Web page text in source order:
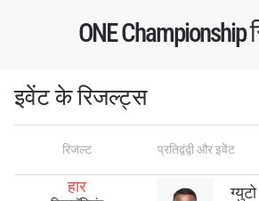
ONE Championship
इवेंट के रिजल्ट्स
रिजल्ट प्रतिद्वंद्वी और इवेंट
हार
STAY IN THE KNOW
to gain access to latest news, unlock
events.